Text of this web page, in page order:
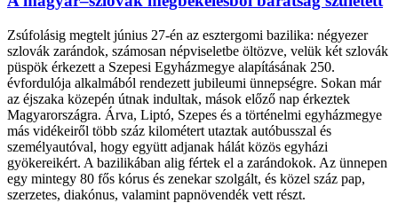
Zsúfolásig megtelt június 27-én az esztergomi bazilika: négyezer
szlovák zarándok, számosan népviseletbe öltözve, velük két szlovák
püspök érkezett a Szepesi Egyházmegye alapításának 250.
évfordulója alkalmából rendezett jubileumi ünnepségre. Sokan már
az éjszaka közepén útnak indultak, mások előző nap érkeztek
Magyarországra. Árva, Liptó, Szepes és a történelmi egyházmegye
más vidékeiről több száz kilométert utaztak autóbusszal és
személyautóval, hogy együtt adjanak hálát közös egyházi
gyökereikért. A bazilikában alig fértek el a zarándokok. Az ünnepen
egy mintegy 80 fős kórus és zenekar szolgált, és közel száz pap,
szerzetes, diakónus, valamint papnövendék vett részt.